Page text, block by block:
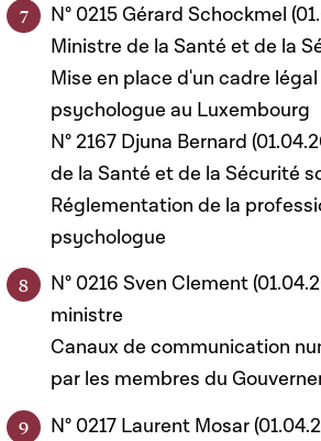
N° 0215 Gérard Schockmel
Ministre de la Santé et de la
Mise en place d'un cadre
psychologue au Luxembourg
N° 2167 Djuna Bernard
de la Santé et de la Sécurité
Réglementation de la
psychologue
N° 0216 Sven Clement
ministre
Canaux de communication
par les membres du
N° 0217 Laurent Mosar